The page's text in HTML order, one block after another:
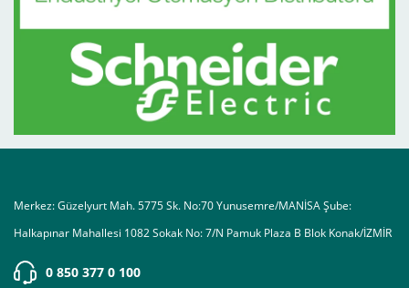
Merkez: Güzelyurt Mah. 5775 Sk. No:70 Yunusemre/MANİSA Şube:
Halkapınar Mahallesi 1082 Sokak No: 7/N Pamuk Plaza B Blok Konak/İZMİR
0 850 377 0 100